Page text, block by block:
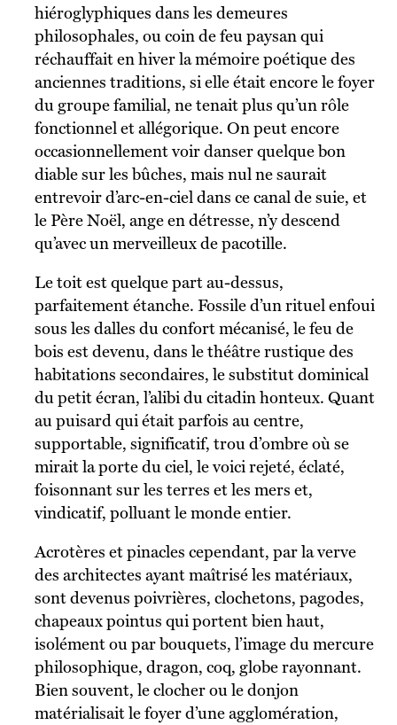
hiéroglyphiques dans les demeures
philosophales, ou coin de feu paysan qui
réchauffait en hiver la mémoire poétique des
anciennes traditions, si elle était encore le foyer
du groupe familial, ne tenait plus qu’un rôle
fonctionnel et allégorique. On peut encore
occasionnellement voir danser quelque bon
diable sur les bûches, mais nul ne saurait
entrevoir d’arc-en-ciel dans ce canal de suie, et
le Père Noël, ange en détresse, n’y descend
qu’avec un merveilleux de pacotille.
Le toit est quelque part au-dessus,
parfaitement étanche. Fossile d’un rituel enfoui
sous les dalles du confort mécanisé, le feu de
bois est devenu, dans le théâtre rustique des
habitations secondaires, le substitut dominical
du petit écran, l’alibi du citadin honteux. Quant
au puisard qui était parfois au centre,
supportable, significatif, trou d’ombre où se
mirait la porte du ciel, le voici rejeté, éclaté,
foisonnant sur les terres et les mers et,
vindicatif, polluant le monde entier.
Acrotères et pinacles cependant, par la verve
des architectes ayant maîtrisé les matériaux,
sont devenus poivrières, clochetons, pagodes,
chapeaux pointus qui portent bien haut,
isolément ou par bouquets, l’image du mercure
philosophique, dragon, coq, globe rayonnant.
Bien souvent, le clocher ou le donjon
matérialisait le foyer d’une agglomération,